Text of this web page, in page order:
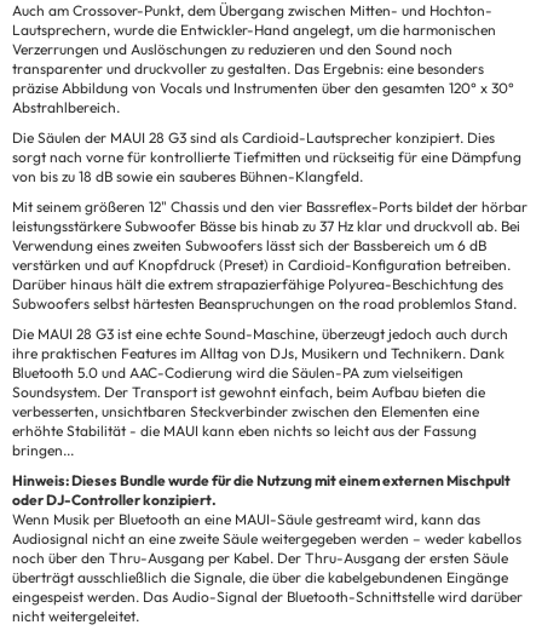
Auch am Crossover-Punkt, dem Übergang zwischen Mitten- und Hochton-
Lautsprechern, wurde die Entwickler-Hand angelegt, um die harmonischen
Verzerrungen und Auslöschungen zu reduzieren und den Sound noch
transparenter und druckvoller zu gestalten. Das Ergebnis: eine besonders
präzise Abbildung von Vocals und Instrumenten über den gesamten 120° x 30°
Abstrahlbereich.
Die Säulen der MAUI 28 G3 sind als Cardioid-Lautsprecher konzipiert. Dies
sorgt nach vorne für kontrollierte Tiefmitten und rückseitig für eine Dämpfung
von bis zu 18 dB sowie ein sauberes Bühnen-Klangfeld.
Mit seinem größeren 12" Chassis und den vier Bassreflex-Ports bildet der hörbar
leistungsstärkere Subwoofer Bässe bis hinab zu 37 Hz klar und druckvoll ab. Bei
Verwendung eines zweiten Subwoofers lässt sich der Bassbereich um 6 dB
verstärken und auf Knopfdruck (Preset) in Cardioid-Konfiguration betreiben.
Darüber hinaus hält die extrem strapazierfähige Polyurea-Beschichtung des
Subwoofers selbst härtesten Beanspruchungen on the road problemlos Stand.
Die MAUI 28 G3 ist eine echte Sound-Maschine, überzeugt jedoch auch durch
ihre praktischen Features im Alltag von DJs, Musikern und Technikern. Dank
Bluetooth 5.0 und AAC-Codierung wird die Säulen-PA zum vielseitigen
Soundsystem. Der Transport ist gewohnt einfach, beim Aufbau bieten die
verbesserten, unsichtbaren Steckverbinder zwischen den Elementen eine
erhöhte Stabilität - die MAUI kann eben nichts so leicht aus der Fassung
bringen...
Hinweis: Dieses Bundle wurde für die Nutzung mit einem externen Mischpult
oder DJ-Controller konzipiert.
Wenn Musik per Bluetooth an eine MAUI-Säule gestreamt wird, kann das
Audiosignal nicht an eine zweite Säule weitergegeben werden – weder kabellos
noch über den Thru-Ausgang per Kabel. Der Thru-Ausgang der ersten Säule
überträgt ausschließlich die Signale, die über die kabelgebundenen Eingänge
eingespeist werden. Das Audio-Signal der Bluetooth-Schnittstelle wird darüber
nicht weitergeleitet.